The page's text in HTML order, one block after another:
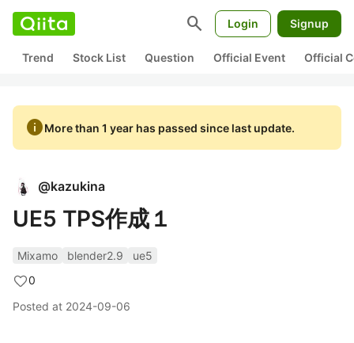
search Login Signup
Trend Stock List Question Official Event Official
infoMore than 1 year has passed since last update.
@kazukina
UE5 TPS作成１
Mixamo blender2.9
ue5
0
Posted at 2024-09-06